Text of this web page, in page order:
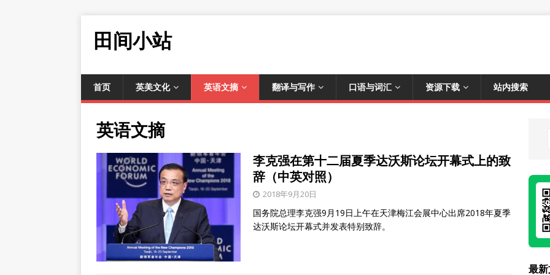
田间小站
首页 英美文化 英语文摘 翻译与写作 口语与词汇 资源下载 站内搜索
英语文摘
李克强在第十二届夏季达沃斯论坛开幕式上的致
辞（中英对照）
2018年9月20日
国务院总理李克强9月19日上午在天津梅江会展中心出席2018年夏季
达沃斯论坛开幕式并发表特别致辞。
最